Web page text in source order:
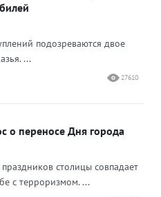
подозреваются двое
...
27610
о переносе Дня города
столицы совпадает
с терроризмом. ...